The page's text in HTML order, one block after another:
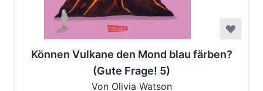
Können Vulkane den Mond blau färben?
(Gute Frage! 5)
Von Olivia Watson